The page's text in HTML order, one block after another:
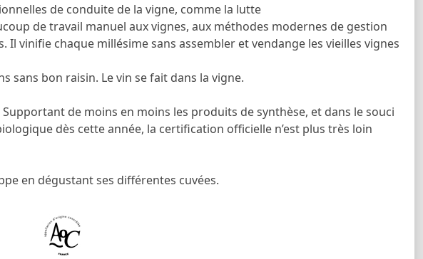
de conduite de la vigne, comme la lutte
de travail manuel aux vignes, aux méthodes modernes de gestion
Il vinifie chaque millésime sans assembler et vendange les vieilles vignes
sans bon raisin. Le vin se fait dans la vigne.
de moins en moins les produits de synthèse, et dans le souci
dès cette année, la certification officielle n’est plus très loin
en dégustant ses différentes cuvées.